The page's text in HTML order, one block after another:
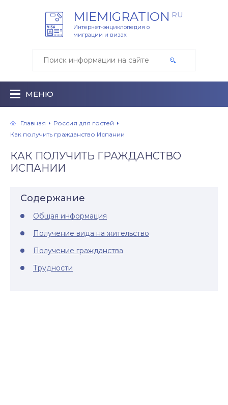
MIEMIGRATION RU
Интернет-энциклопедия о
миграции и визах
МЕНЮ
Главная
Россия для гостей
Как получить гражданство Испании
КАК ПОЛУЧИТЬ ГРАЖДАНСТВО
ИСПАНИИ
Содержание
Общая информация
Получение вида на жительство
Получение гражданства
Трудности